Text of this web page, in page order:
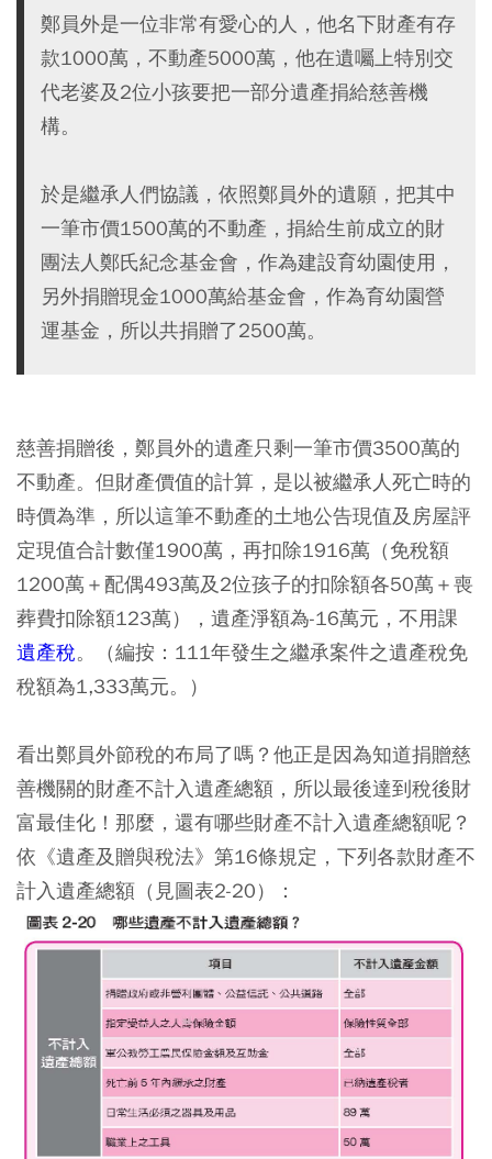
鄭員外是一位非常有愛心的人，他名下財產有存
款1000萬，不動產5000萬，他在遺囑上特別交
代老婆及2位小孩要把一部分遺產捐給慈善機
構。
於是繼承人們協議，依照鄭員外的遺願，把其中
一筆市價1500萬的不動產，捐給生前成立的財
團法人鄭氏紀念基金會，作為建設育幼園使用，
另外捐贈現金1000萬給基金會，作為育幼園營
運基金，所以共捐贈了2500萬。
慈善捐贈後，鄭員外的遺產只剩一筆市價3500萬的
不動產。但財產價值的計算，是以被繼承人死亡時的
時價為準，所以這筆不動產的土地公告現值及房屋評
定現值合計數僅1900萬，再扣除1916萬（免稅額
1200萬＋配偶493萬及2位孩子的扣除額各50萬＋喪
葬費扣除額123萬），遺產淨額為-16萬元，不用課
遺產稅。（編按：111年發生之繼承案件之遺產稅免
稅額為1,333萬元。）
看出鄭員外節稅的布局了嗎？他正是因為知道捐贈慈
善機關的財產不計入遺產總額，所以最後達到稅後財
富最佳化！那麼，還有哪些財產不計入遺產總額呢？
依《遺產及贈與稅法》第16條規定，下列各款財產不
計入遺產總額（見圖表2-20）：